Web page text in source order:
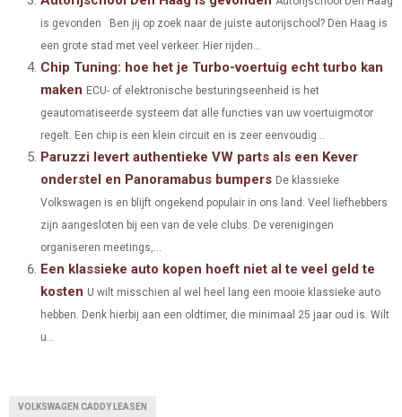
E
R
)
K S
T
N
is gevonden Ben jij op zoek naar de juiste autorijschool? Den Haag is
een grote stad met veel verkeer. Hier rijden...
Chip Tuning: hoe het je Turbo-voertuig echt turbo kan
maken ECU- of elektronische besturingseenheid is het
geautomatiseerde systeem dat alle functies van uw voertuigmotor
regelt. Een chip is een klein circuit en is zeer eenvoudig...
Paruzzi levert authentieke VW parts als een Kever
onderstel en Panoramabus bumpers De klassieke
Volkswagen is en blijft ongekend populair in ons land. Veel liefhebbers
zijn aangesloten bij een van de vele clubs. De verenigingen
organiseren meetings,...
Een klassieke auto kopen hoeft niet al te veel geld te
kosten U wilt misschien al wel heel lang een mooie klassieke auto
hebben. Denk hierbij aan een oldtimer, die minimaal 25 jaar oud is. Wilt
u...
VOLKSWAGEN CADDY LEASEN